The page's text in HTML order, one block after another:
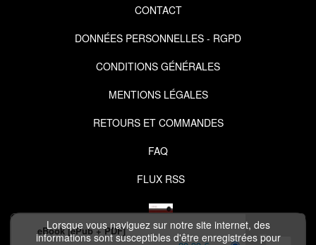
Lorsque vous naviguez sur notre site internet, des
informations sont susceptibles d'être enregistrées pour
eBook [ePub + PDF]
CONTACT
DONNÉES PERSONNELLES - RGPD
CONDITIONS GÉNÉRALES
MENTIONS LÉGALES
RETOURS ET COMMANDES
FAQ
FLUX RSS